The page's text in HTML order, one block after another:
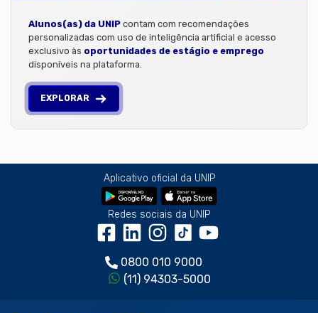
Alunos(as) da UNIP contam com recomendações
personalizadas com uso de inteligência artificial e acesso
exclusivo às oportunidades de estágio e emprego
disponíveis na plataforma.
EXPLORAR
Aplicativo oficial da UNIP
Redes sociais da UNIP
0800 010 9000
(11) 94303-5000